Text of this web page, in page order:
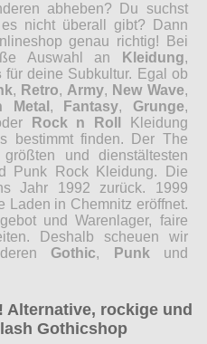
abheben? Du suchst
nicht überall gibt? Dann
genau richtig! Bei
Auswahl an
Kleidung,
für deine Subkultur. Egal ob
, Retro,Army, New Wave,
Metal , Fantasy, Grunge,
Rock n Roll
Kleidung
bestimmt finden. Der The
und dienstältesten
Punk Rock Kleidung. Die
Jahr 1992 zurück. 1999
Laden in Chemnitz eröffnet.
und Warenlager, faire
Deshalb scheuen wir
Gothic, Punkund
rockige und
Gothicshop